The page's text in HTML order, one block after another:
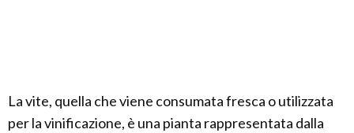
La vite, quella che viene consumata fresca o utilizzata
per la vinificazione, è una pianta rappresentata dalla